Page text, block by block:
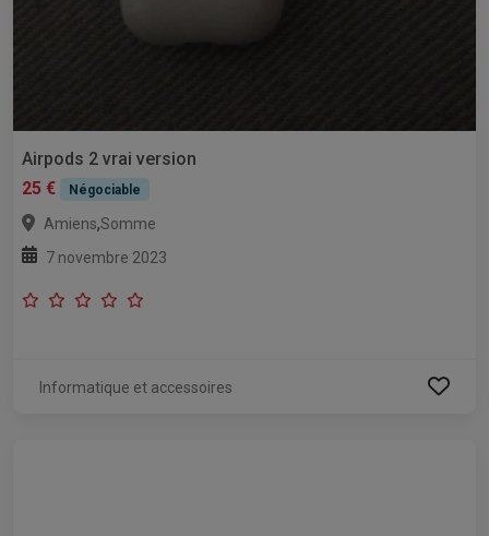
Airpods 2 vrai version
25 €
Négociable
Amiens,Somme
7 novembre 2023
Informatique et accessoires